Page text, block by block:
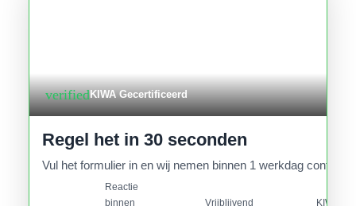
verifiedKIWA Gecertificeerd
Regel het in 30 seconden
Vul het formulier in en wij nemen binnen 1 werkdag contact
Reactie
binnen
Vrijblijvend
KIWA